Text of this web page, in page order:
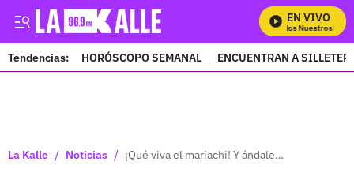
EN VIVO
Mira Todos Nuestros
Tendencias: HORÓSCOPO SEMANAL ENCUENTRAN A
La Kalle / Noticias / ¡Qué viva el mariachi! Y ándale…